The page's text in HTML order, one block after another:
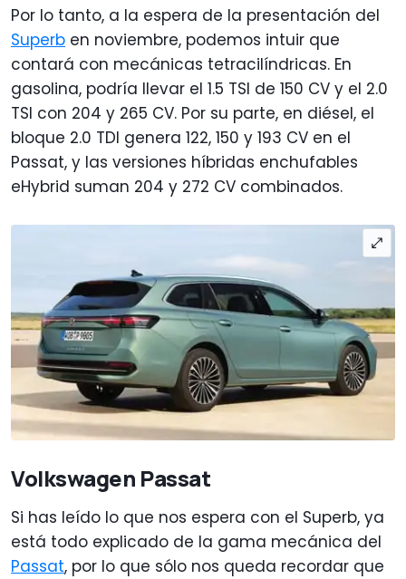
Por lo tanto, a la espera de la presentación del
Superb en noviembre, podemos intuir que
contará con mecánicas tetracilíndricas. En
gasolina, podría llevar el 1.5 TSI de 150 CV y el 2.0
TSI con 204 y 265 CV. Por su parte, en diésel, el
bloque 2.0 TDI genera 122, 150 y 193 CV en el
Passat, y las versiones híbridas enchufables
eHybrid suman 204 y 272 CV combinados.
Volkswagen Passat
Si has leído lo que nos espera con el Superb, ya
está todo explicado de la gama mecánica del
Passat, por lo que sólo nos queda recordar que